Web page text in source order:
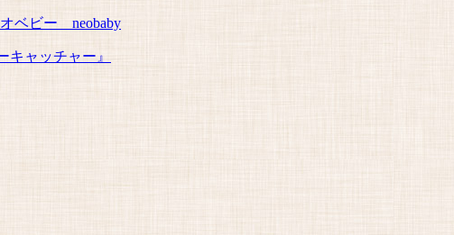
ベビー neobaby
ャッチャー』